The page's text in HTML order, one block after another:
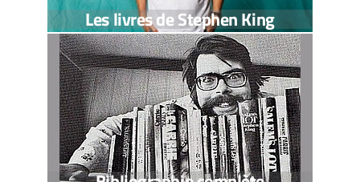
Les livres de Stephen King